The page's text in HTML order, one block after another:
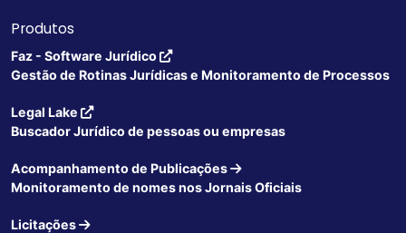
Produtos
Faz - Software Jurídico
Gestão de Rotinas Jurídicas e Monitoramento de Processos
Legal Lake
Buscador Jurídico de pessoas ou empresas
Acompanhamento de Publicações
Monitoramento de nomes nos Jornais Oficiais
Licitações